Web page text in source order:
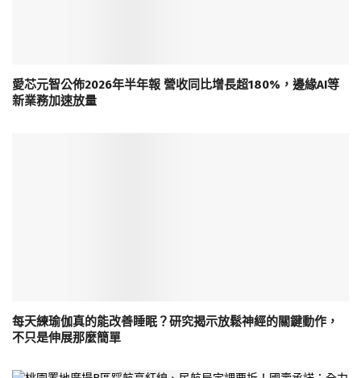
愛芯元智公佈2026年半年報 營收同比增長超180%，邊緣AI等
新業務加速放量
每天練瑜伽真的能改善睡眠？研究揭示放鬆神經的關鍵動作，
不只是伸展那麼簡單